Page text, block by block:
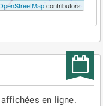
contributors
en ligne.